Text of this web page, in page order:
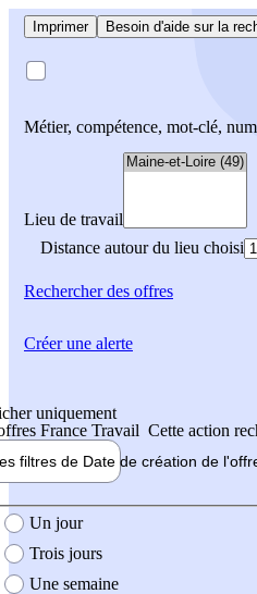
Imprimer Besoin d'aide sur la
Métier, compétence, mot-clé,
Lieu de travail
Distance autour du lieu choisi
Rechercherdes offres
uniquement
France Travail Cette action
filtres de Date de création de
création de l'offre
Un jour
Trois jours
Une semaine
Créer une alerte